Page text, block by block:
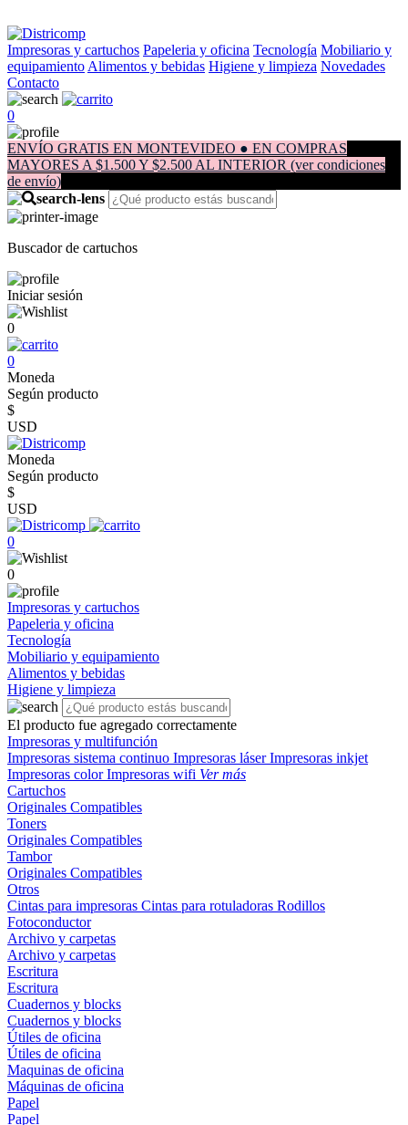
Impresoras y cartuchos Papeleria y oficina Tecnología Mobiliario y
equipamiento Alimentos y bebidas Higiene y limpieza Novedades
Contacto
0
ENVÍO GRATIS EN MONTEVIDEO ● EN COMPRAS
MAYORES A $1.500 Y $2.500 AL INTERIOR (ver condiciones
de envío)
Buscador de cartuchos
Iniciar sesión
0
0
Moneda
Según producto
$
USD
Moneda
Según producto
$
USD
0
0
Impresoras y cartuchos
Papeleria y oficina
Tecnología
Mobiliario y equipamiento
Alimentos y bebidas
Higiene y limpieza
El producto fue agregado correctamente
Impresoras y multifunción
Impresoras sistema continuo Impresoras láserImpresoras inkjet
Impresoras colorImpresoras wifi Ver más
Cartuchos
Originales Compatibles
Toners
Originales Compatibles
Tambor
Originales Compatibles
Otros
Cintas para impresoras Cintas para rotuladoras Rodillos
Fotoconductor
Archivo y carpetas
Archivo y carpetas
Escritura
Escritura
Cuadernos y blocks
Cuadernos y blocks
Útiles de oficina
Útiles de oficina
Maquinas de oficina
Máquinas de oficina
Papel
Papel